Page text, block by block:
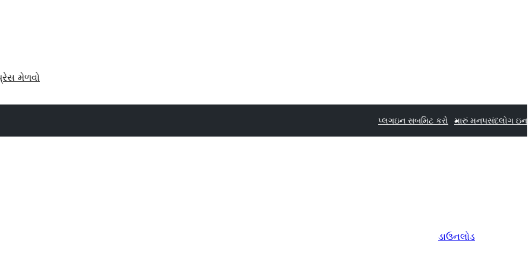
મેળવો
પ્લગઇન સબમિટ કરો મારું મનપસંદલોગ ઇન
ડાઉનલોડ